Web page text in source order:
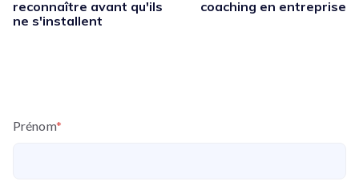
reconnaître avant qu'ils
ne s'installent
coaching en entreprise
Prénom*